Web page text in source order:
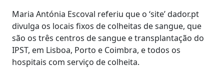
Maria Antónia Escoval referiu que o ‘site’ dador.pt
divulga os locais fixos de colheitas de sangue, que
são os três centros de sangue e transplantação do
IPST, em Lisboa, Porto e Coimbra, e todos os
hospitais com serviço de colheita.